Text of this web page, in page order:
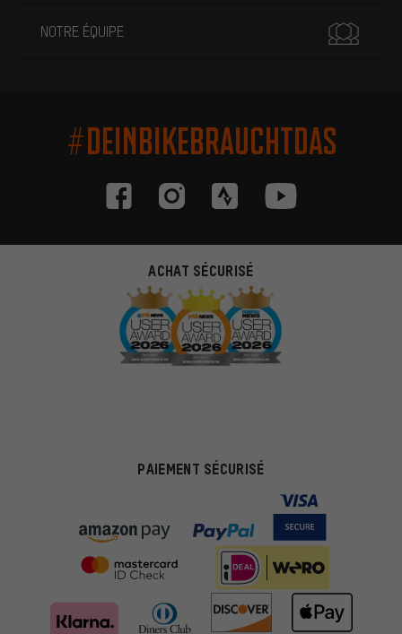
NOTRE ÉQUIPE
#DEINBIKEBRAUCHTDAS
ACHAT SÉCURISÉ
PAIEMENT SÉCURISÉ